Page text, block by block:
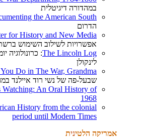
במהדורה דיגיטלית
the American South
הדרום
for History and New Media
אפשרויות לשילוב השימוש
The Lincoln Log: כרונולוגיה
לינקולן
Do in The War, Grandma
שבעל-פה של נשי רוד איילנד
Watching: An Oral History of
1968
History from the colonial
period until Modern Times
אמריקה הלטינית